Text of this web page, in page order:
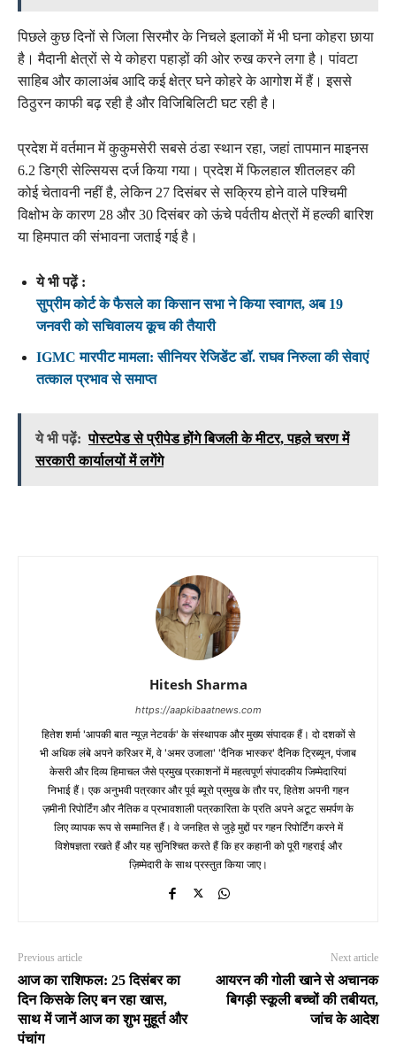
पिछले कुछ दिनों से जिला सिरमौर के निचले इलाकों में भी घना कोहरा छाया
है। मैदानी क्षेत्रों से ये कोहरा पहाड़ों की ओर रुख करने लगा है। पांवटा
साहिब और कालाअंब आदि कई क्षेत्र घने कोहरे के आगोश में हैं। इससे
ठिठुरन काफी बढ़ रही है और विजिबिलिटी घट रही है।
प्रदेश में वर्तमान में कुकुमसेरी सबसे ठंडा स्थान रहा, जहां तापमान माइनस
6.2 डिग्री सेल्सियस दर्ज किया गया। प्रदेश में फिलहाल शीतलहर की
कोई चेतावनी नहीं है, लेकिन 27 दिसंबर से सक्रिय होने वाले पश्चिमी
विक्षोभ के कारण 28 और 30 दिसंबर को ऊंचे पर्वतीय क्षेत्रों में हल्की बारिश
या हिमपात की संभावना जताई गई है।
ये भी पढ़ें :
सुप्रीम कोर्ट के फैसले का किसान सभा ने किया स्वागत, अब 19
जनवरी को सचिवालय कूच की तैयारी
IGMC मारपीट मामला: सीनियर रेजिडेंट डॉ. राघव निरुला की सेवाएं
तत्काल प्रभाव से समाप्त
ये भी पढ़ें: पोस्टपेड से प्रीपेड होंगे बिजली के मीटर, पहले चरण में
सरकारी कार्यालयों में लगेंगे
Hitesh Sharma
https://aapkibaatnews.com
हितेश शर्मा 'आपकी बात न्यूज़ नेटवर्क' के संस्थापक और मुख्य संपादक हैं। दो दशकों से
भी अधिक लंबे अपने करिअर में, वे 'अमर उजाला' 'दैनिक भास्कर' दैनिक ट्रिब्यून, पंजाब
केसरी और दिव्य हिमाचल जैसे प्रमुख प्रकाशनों में महत्वपूर्ण संपादकीय जिम्मेदारियां
निभाई हैं। एक अनुभवी पत्रकार और पूर्व ब्यूरो प्रमुख के तौर पर, हितेश अपनी गहन
ज़मीनी रिपोर्टिंग और नैतिक व प्रभावशाली पत्रकारिता के प्रति अपने अटूट समर्पण के
लिए व्यापक रूप से सम्मानित हैं। वे जनहित से जुड़े मुद्दों पर गहन रिपोर्टिंग करने में
विशेषज्ञता रखते हैं और यह सुनिश्चित करते हैं कि हर कहानी को पूरी गहराई और
ज़िम्मेदारी के साथ प्रस्तुत किया जाए।
Previous article
आज का राशिफल: 25 दिसंबर का
दिन किसके लिए बन रहा खास,
साथ में जानें आज का शुभ मुहूर्त और
पंचांग
Next article
आयरन की गोली खाने से अचानक
बिगड़ी स्कूली बच्चों की तबीयत,
जांच के आदेश